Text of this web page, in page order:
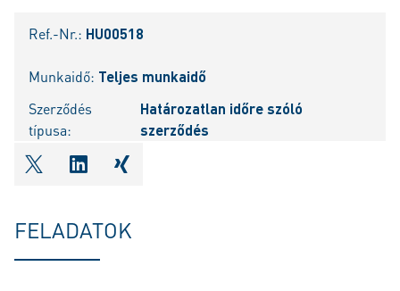
Ref.-Nr.: HU00518
Munkaidő: Teljes munkaidő
Szerződés
típusa:
Határozatlan időre szóló
szerződés
shareOntwitter
shareOnlinkedIn
shareOnxing
FELADATOK